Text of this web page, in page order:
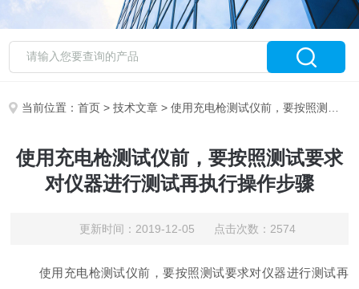
当前位置：首页 >技术文章 > 使用充电枪测试仪前，要按照测试要求对仪器进行测试再执行操作步骤
使用充电枪测试仪前，要按照测试要求
对仪器进行测试再执行操作步骤
更新时间：2019-12-05 点击次数：2574
使用充电枪测试仪前，要按照测试要求对仪器进行测试再